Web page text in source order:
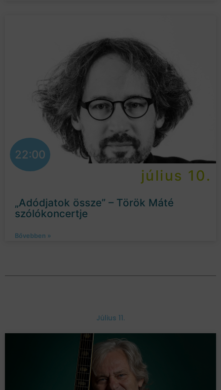
22:00
július 10.
„Adódjatok össze” – Török Máté
szólókoncertje
Bővebben »
Július 11.